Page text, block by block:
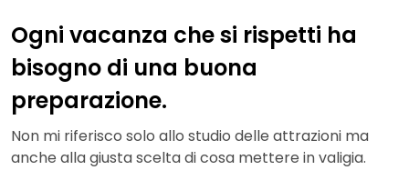
Ogni vacanza che si rispetti ha
bisogno di una buona
preparazione.
Non mi riferisco solo allo studio delle attrazioni ma
anche alla giusta scelta di cosa mettere in valigia.